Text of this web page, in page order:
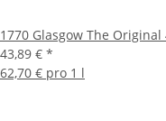
1770 Glasgow The
43,89 € *
62,70 € pro 1 l